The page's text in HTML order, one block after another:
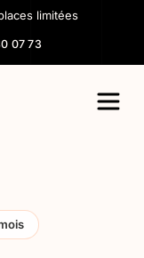
limitées
07 73